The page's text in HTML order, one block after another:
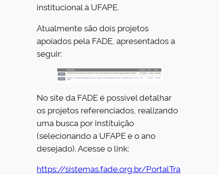
institucional à UFAPE.
Atualmente são dois projetos
apoiados pela FADE, apresentados a
seguir:
No site da FADE é possível detalhar
os projetos referenciados, realizando
uma busca por instituição
(selecionando a UFAPE e o ano
desejado). Acesse o link:
https://sistemas.fade.org.br/PortalTra